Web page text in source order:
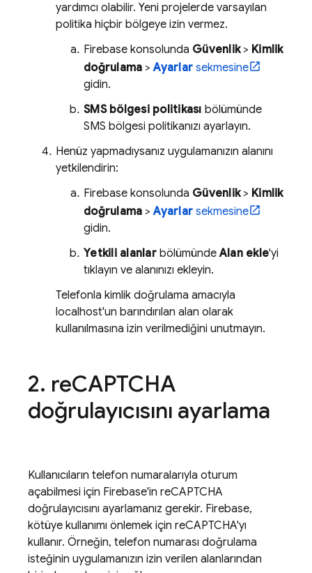
yardımcı olabilir. Yeni projelerde varsayılan
politika hiçbir bölgeye izin vermez.
Firebase konsolunda Güvenlik> Kimlik
doğrulama >Ayarlar sekmesine
gidin.
SMS bölgesi politikası bölümünde
SMS bölgesi politikanızı ayarlayın.
Henüz yapmadıysanız uygulamanızın alanını
yetkilendirin:
Firebase konsolunda Güvenlik> Kimlik
doğrulama >Ayarlar sekmesine
gidin.
Yetkili alanlarbölümündeAlan ekle'yi
tıklayın ve alanınızı ekleyin.
Telefonla kimlik doğrulama amacıyla
localhost'un barındırılan alan olarak
kullanılmasına izin verilmediğini unutmayın.
reCAPTCHA
doğrulayıcısını ayarlama
Kullanıcıların telefon numaralarıyla oturum
açabilmesi için Firebase'in reCAPTCHA
doğrulayıcısını ayarlamanız gerekir. Firebase,
kötüye kullanımı önlemek için reCAPTCHA'yı
kullanır. Örneğin, telefon numarası doğrulama
isteğinin uygulamanızın izin verilen alanlarından